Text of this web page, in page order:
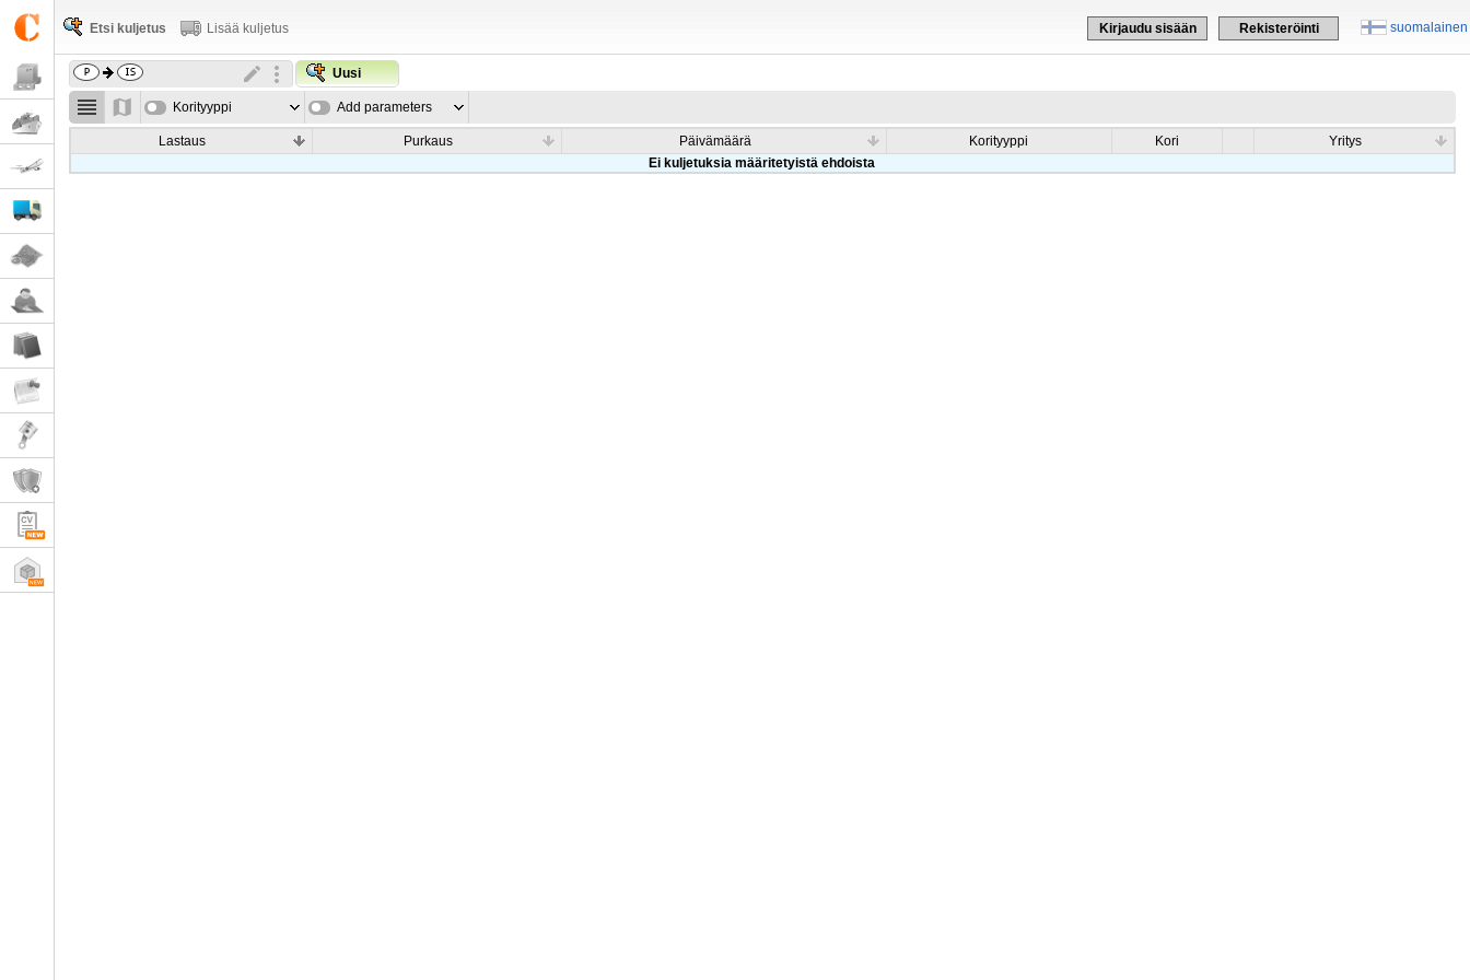
suomalainen
Kirjaudu sisään Rekisteröinti
Etsi kuljetus Lisää kuljetus
Uusi
Korityyppi Add parameters
Lastaus Purkaus Päivämäärä Korityyppi Kori
Yritys
Ei kuljetuksia määritetyistä ehdoista